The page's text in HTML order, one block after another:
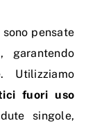
sono pensate
garantendo
Utilizziamo
fuori uso
singole,